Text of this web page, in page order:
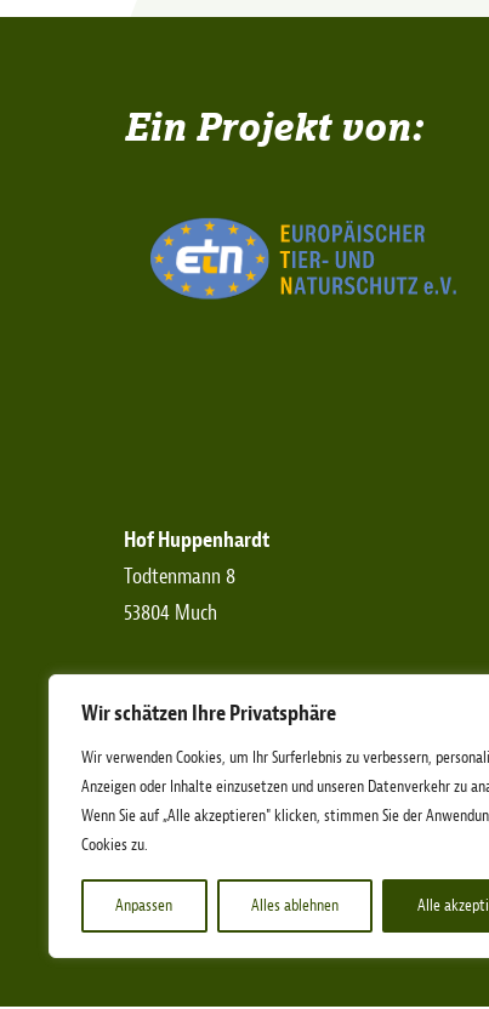
Wir schätzen Ihre Privatsphäre
Wir verwenden Cookies, um Ihr Surferlebnis zu verbessern,
Anzeigen oder Inhalte einzusetzen und unseren Datenverkehr zu
Wenn Sie auf „Alle akzeptieren" klicken, stimmen Sie der
Cookies zu.
Anpassen Alles ablehnen Alle
Ein Projekt von:
Hof Huppenhardt
Todtenmann 8
53804 Much
Telefax: +49 (0)2245-6190-11
E-Mail:info[at]etn-ev.de